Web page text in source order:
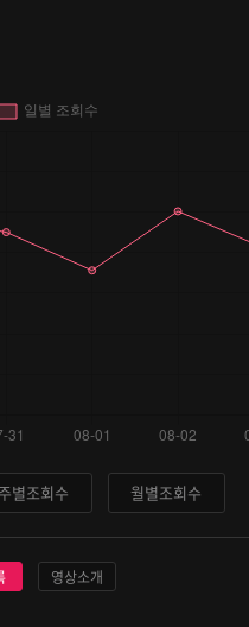
주별조회수 월별조회수
영상소개